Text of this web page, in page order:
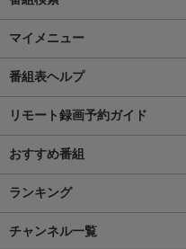
マイメニュー
番組表ヘルプ
リモート録画予約ガイド
おすすめ番組
ランキング
チャンネル一覧